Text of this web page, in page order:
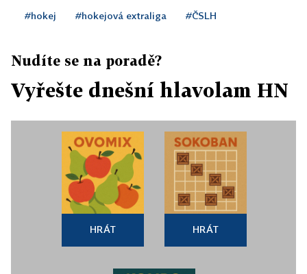
#hokej #hokejová extraliga #ČSLH
Nudíte se na poradě?
Vyřešte dnešní hlavolam HN
HRÁT HRÁT